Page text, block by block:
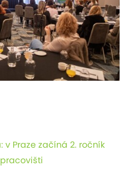
Praze začíná 2. ročník